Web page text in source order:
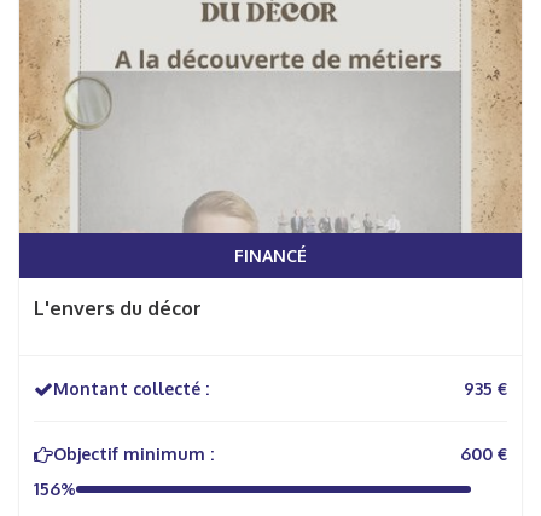
FINANCÉ
L'envers du décor
Montant collecté : 935 €
Objectif minimum :
600 €
156%